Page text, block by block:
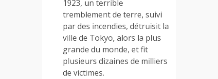
1923, un terrible
tremblement de terre, suivi
par des incendies, détruisit la
ville de Tokyo, alors la plus
grande du monde, et fit
plusieurs dizaines de milliers
de victimes.